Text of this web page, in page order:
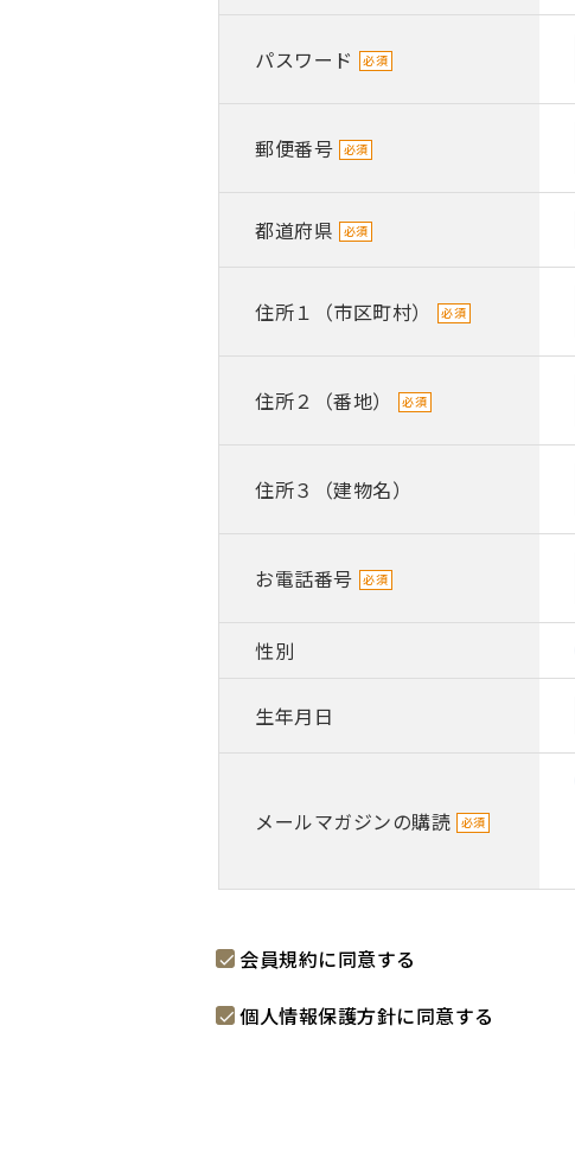
パスワード
郵便番号
都道府県
住所１（市区町村）
住所２（番地）
住所３（建物名）
お電話番号
性別
生年月日
メールマガジンの購読
会員規約に同意する
個人情報保護方針に同意する